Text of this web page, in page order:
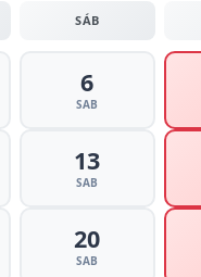
SÁB
6
SAB
13
SAB
20
SAB